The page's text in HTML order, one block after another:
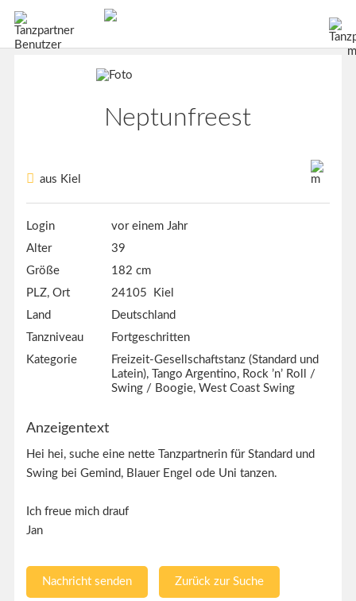
Neptunfreest
aus Kiel
Login
vor einem Jahr
Alter
39
Größe
182 cm
PLZ, Ort
24105 Kiel
Land
Deutschland
Tanzniveau
Fortgeschritten
Kategorie
Freizeit-Gesellschaftstanz (Standard und
Latein), Tango Argentino, Rock ’n’ Roll /
Swing / Boogie, West Coast Swing
Anzeigentext
Hei hei, suche eine nette Tanzpartnerin für Standard und
Swing bei Gemind, Blauer Engel ode Uni tanzen.
Ich freue mich drauf
Jan
Nachricht senden Zurück zur Suche